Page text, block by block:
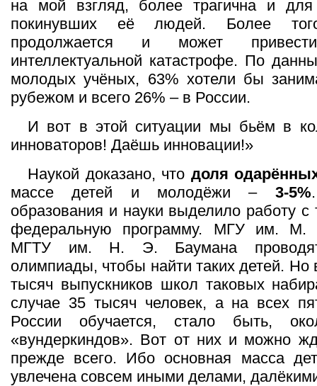
на мой взгляд, более трагична и
покинувших её людей. Более
продолжается и может
интеллектуальной катастрофе. По
молодых учёных, 63% хотели бы
рубежом и всего 26% – в России.
И вот в этой ситуации мы бьём в
инноваторов! Даёшь инновации!»
Наукой доказано, что доля
массе детей и молодёжи – 3-5%
образования и науки выделило работу с
федеральную программу. МГУ им. М.
МГТУ им. Н. Э. Баумана проводят
олимпиады, чтобы найти таких детей. Но
тысяч выпускников школ таковых
случае 35 тысяч человек, а на всех
России обучается, стало быть,
«вундеркиндов». Вот от них и можно
прежде всего. Ибо основная масса
увлечена совсем иными делами,